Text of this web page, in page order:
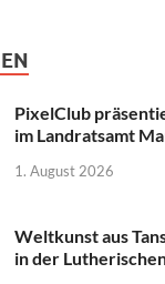
PixelClub
im Landratsamt
1. August 2026
Weltkunst aus
in der